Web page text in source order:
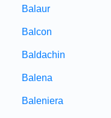
Balaur
Balcon
Baldachin
Balena
Baleniera